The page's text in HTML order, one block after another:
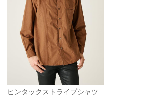
ピンタックストライプシャツ